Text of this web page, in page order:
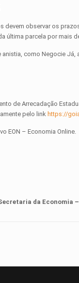
devem observar os
última parcela por mais
como Negocie
de Arrecadação
pelo link https://
EON – Economia Online.
da Economia –